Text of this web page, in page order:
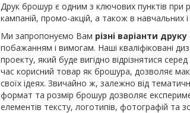
Друк брошур є одним з ключових пунктів при
кампаній, промо-акцій, а також в навчальних і
Ми запропонуємо Вам різні варіанти
побажанням і вимогам. Наші кваліфіковані
проекту, який буде вигідно відрізнятися
час корисний товар як брошура, дозволяє
своїх ідеях. Звичайно ж, залежно від
формат та розмір брошур дозволяє
елементів тексту, логотипів, фотографій та